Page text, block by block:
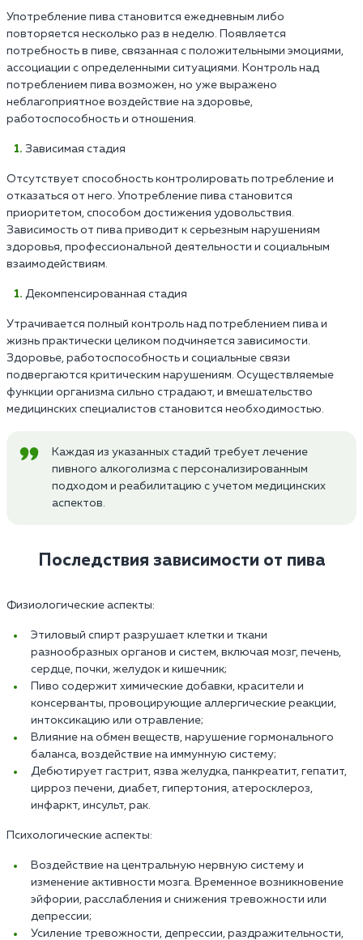
Употребление пива становится ежедневным либо
повторяется несколько раз в неделю. Появляется
потребность в пиве, связанная с положительными эмоциями,
ассоциации с определенными ситуациями. Контроль над
потреблением пива возможен, но уже выражено
неблагоприятное воздействие на здоровье,
работоспособность и отношения.
Зависимая стадия
Отсутствует способность контролировать потребление и
отказаться от него. Употребление пива становится
приоритетом, способом достижения удовольствия.
Зависимость от пива приводит к серьезным нарушениям
здоровья, профессиональной деятельности и социальным
взаимодействиям.
Декомпенсированная стадия
Утрачивается полный контроль над потреблением пива и
жизнь практически целиком подчиняется зависимости.
Здоровье, работоспособность и социальные связи
подвергаются критическим нарушениям. Осуществляемые
функции организма сильно страдают, и вмешательство
медицинских специалистов становится необходимостью.
Каждая из указанных стадий требует лечение
пивного алкоголизма с персонализированным
подходом и реабилитацию с учетом медицинских
аспектов.
Последствия зависимости от пива
Физиологические аспекты:
Этиловый спирт разрушает клетки и ткани
разнообразных органов и систем, включая мозг, печень,
сердце, почки, желудок и кишечник;
Пиво содержит химические добавки, красители и
консерванты, провоцирующие аллергические реакции,
интоксикацию или отравление;
Влияние на обмен веществ, нарушение гормонального
баланса, воздействие на иммунную систему;
Дебютирует гастрит, язва желудка, панкреатит, гепатит,
цирроз печени, диабет, гипертония, атеросклероз,
инфаркт, инсульт, рак.
Психологические аспекты:
Воздействие на центральную нервную систему и
изменение активности мозга. Временное возникновение
эйфории, расслабления и снижения тревожности или
депрессии;
Усиление тревожности, депрессии, раздражительности,